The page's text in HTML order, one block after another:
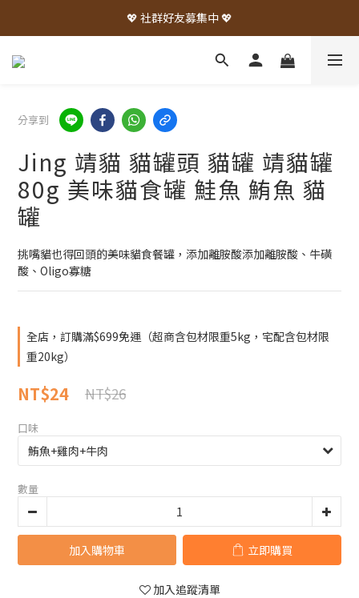
💖 社群好友募集中 💖
分享到
Jing 靖貓 貓罐頭 貓罐 靖貓罐
80g 美味貓食罐 鮭魚 鮪魚 貓
罐
挑嘴貓也得回頭的美味貓食餐罐，添加離胺酸添加離胺酸、牛磺
酸、Oligo寡糖
全店，訂購滿$699免運（超商含包材限重5kg，宅配含包材限
重20kg）
NT$24 NT$26
口味
數量
加入購物車 立即購買
加入追蹤清單